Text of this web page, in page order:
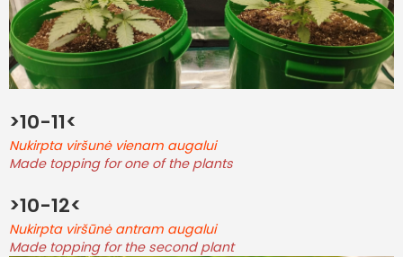
>10-11<
Nukirpta viršunė vienam augalui
Made topping for one of the plants
>10-12<
Nukirpta viršūnė antram augalui
Made topping for the second plant